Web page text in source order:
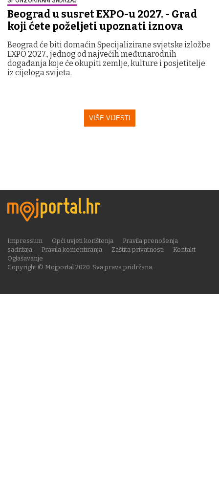
Beograd u susret EXPO-u 2027. - Grad
koji ćete poželjeti upoznati iznova
Beograd će biti domaćin Specijalizirane svjetske izložbe
EXPO 2027., jednog od najvećih međunarodnih
događanja koje će okupiti zemlje, kulture i posjetitelje
iz cijeloga svijeta.
VIŠE VIJESTI
Copyright © Mojportal 2020. Sva prava pridržana.
Impressum Opći uvjeti korištenja
Pravila prenošenja
sadržaja
Pravila komentiranja Zaštita privatnosti
Kontakt
Oglašavanje